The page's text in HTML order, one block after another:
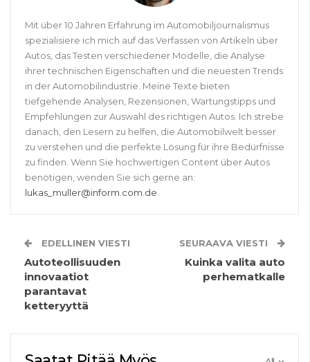
Mit über 10 Jahren Erfahrung im Automobiljournalismus
spezialisiere ich mich auf das Verfassen von Artikeln über
Autos, das Testen verschiedener Modelle, die Analyse
ihrer technischen Eigenschaften und die neuesten Trends
in der Automobilindustrie. Meine Texte bieten
tiefgehende Analysen, Rezensionen, Wartungstipps und
Empfehlungen zur Auswahl des richtigen Autos. Ich strebe
danach, den Lesern zu helfen, die Automobilwelt besser
zu verstehen und die perfekte Lösung für ihre Bedürfnisse
zu finden. Wenn Sie hochwertigen Content über Autos
benötigen, wenden Sie sich gerne an:
lukas_muller@inform.com.de.
EDELLINEN VIESTI
Autoteollisuuden
innovaatiot
parantavat
ketteryyttä
SEURAAVA VIESTI
Kuinka valita auto
perhematkalle